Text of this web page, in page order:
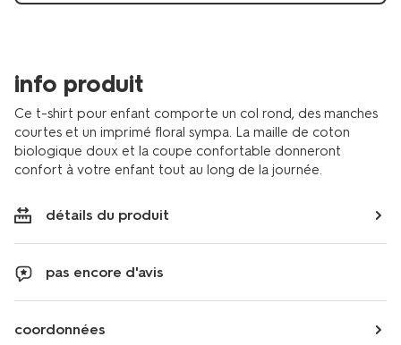
info produit
Ce t-shirt pour enfant comporte un col rond, des manches
courtes et un imprimé floral sympa. La maille de coton
biologique doux et la coupe confortable donneront
confort à votre enfant tout au long de la journée.
détails du produit
pas encore d'avis
coordonnées